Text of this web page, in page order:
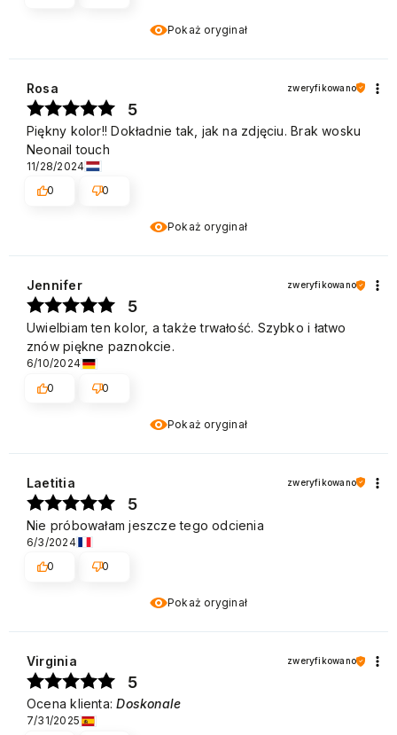
Pokaż oryginał
Pokaż oryginał
Rosa zweryfikowano
5
Piękny kolor!! Dokładnie tak, jak na zdjęciu. Brak wosku
Neonail touch
11/28/2024
0
0
Pokaż oryginał
Jennifer zweryfikowano
5
Uwielbiam ten kolor, a także trwałość. Szybko i łatwo
znów piękne paznokcie.
6/10/2024
0
0
Pokaż oryginał
Laetitia zweryfikowano
5
Nie próbowałam jeszcze tego odcienia
6/3/2024
0
0
Virginia zweryfikowano
5
Ocena klienta:Doskonale
7/31/2025